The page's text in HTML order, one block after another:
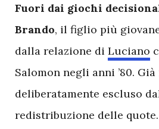
Fuori dai giochi
Brando, il figlio più
dalla relazione di Luciano
Salomon negli anni ’80.
deliberatamente escluso
redistribuzione delle